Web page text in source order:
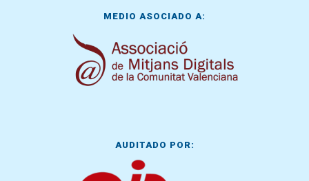
MEDIO ASOCIADO A:
AUDITADO POR: